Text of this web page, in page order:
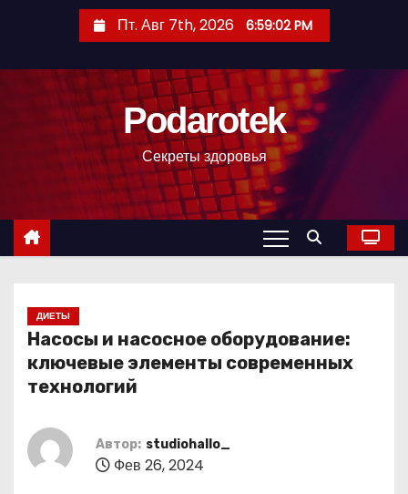
с
Пт. Авг 7th, 2026 6:59:03 PM
Podarotek
Секреты здоровья
ДИЕТЫ
Насосы и насосное оборудование:
ключевые элементы современных
технологий
Автор: studiohallo_
Фев 26, 2024